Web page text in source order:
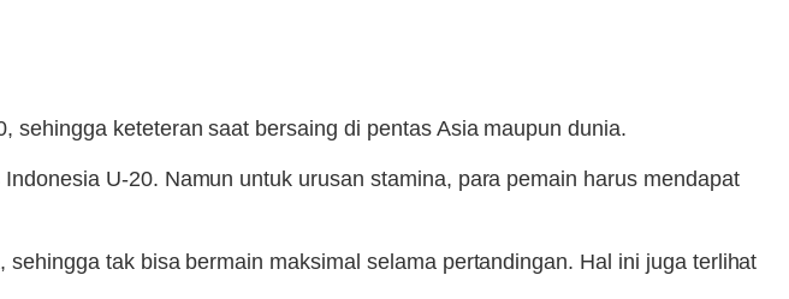
sehingga keteteran saat bersaing di pentas Asia maupun dunia.
U-20. Namun untuk urusan stamina, para pemain harus mendapat
tak bisa bermain maksimal selama pertandingan. Hal ini juga terlihat